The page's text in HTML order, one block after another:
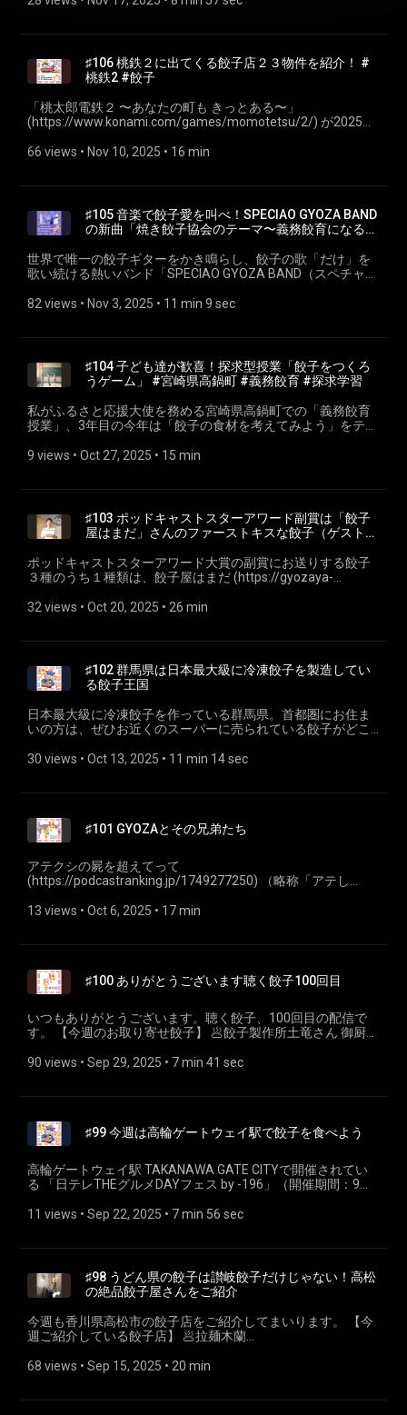
願いします！ 聴く餃子 オフィシャルサイト
Instagram https://www.instagram.com/ch1cala/ Threads
会 https://www.gyoza.or.jp/ #聴く餃子 #焼き餃子協会 #ポッ
ドキャスト #お取り寄せ餃子 #LISTENアドベントカレンダー
り寄せ餃子 🥟 【ふるさと納税】亀戸ぎょうざ
Special Thanks 🙏 • 「煮る・炒める・揚げる」をこなす次世
うざの宝永 苫小牧 (https://www.houei-gyouza.co.jp/) • 株式会
社J-オイルミルズ (https://www.j-oil.com/) • 日本シュウマイ協
へのご感想は、特設ページのフォームまたはSNSからお願い
します！ 聴く餃子 オフィシャルサイト (https://gyoza.fm) 小
https://www.instagram.com/ch1cala/ Threads
餃子協会
(https://kinseifoods.thebase.in/items/14045494) （群馬県太
田市） 餃子製作所土竜 しそたく餃子
(https://gotembamogura.com/product/3608/) （静岡県御殿
場市） 📮 番組ホームページ・ご感想 番組へのご感想は、特設
ページのフォームまたはSNSからお願いします！ 聴く餃子 オ
フィシャルサイト (https://gyoza.fm) 小野寺力 SNS X
https://x.com/ch1cala Instagram
https://www.instagram.com/ch1cala/ Threads
会 https://www.gyoza.or.jp/ #餃子 #聴く餃子 #お取り寄せ餃
しそ餃子 #餃子製作所土竜 #しそたく餃子 #日本シュウマイ
協会 #池袋 #サンシャインシティ #小野寺力 #焼き餃子協会
♯106 桃鉄２に出てくる餃子店２３物件を紹介！ #
桃鉄2 #餃子
「桃太郎電鉄２ 〜あなたの町も きっとある〜」
(https://www.konami.com/games/momotetsu/2/) が2025年
(https://www.konami.com/games/momotetsu/2/map/) よ
(https://www.hennerymarket.com/) （千葉県銚子市） 📮 番
組ホームページ・ご感想 番組へのご感想は、特設ページのフ
ォームまたはSNSからお願いします！ 聴く餃子 オフィシャル
サイト (https://gyoza.fm) 小野寺力 SNS X
https://x.com/ch1cala Instagram
https://www.instagram.com/ch1cala/ Threads
https://www.threads.com/@ch1cala 一般社団法人焼き餃子協
会 https://www.gyoza.or.jp/ #餃子 #聴く餃子 #義務餃育 #桃
取り寄せ餃子 #宇都宮餃子 #浜松餃子 #八幡餃子 #亀戸餃子 #
子の王将一号店 #ミスターギョーザ #宝雲亭 #ひとくち餃子 #
八幡餃子 #宮崎餃子 #高鍋餃子 #小野寺力 #焼き餃子協会
66 views • Nov 10, 2025 • 16 min
♯105 音楽で餃子愛を叫べ！SPECIAO GYOZA BAND
の新曲「焼き餃子協会のテーマ〜義務餃育になる日
世界で唯一の餃子ギターをかき鳴らし、餃子の歌「だけ」を
歌い続ける熱いバンド「SPECIAO GYOZA BAND（スペチャオ
してきた「ご当地餃子ソング」の魅力から、焼き餃子協会と
新潟県長岡市「フレンド」のパーティーぎょうざ
(https://www.e-friend.co.jp/ec/) 【リンク】 • 🎸 SPECIAO
GYOZA BAND (https://speciaogyozaband.bitfan.id/) • ❤️ 愛と
狂気のマーケット (https://www.laforet.ne.jp/aitokyouki/) 📮
番組ホームページ・ご感想 番組へのご感想は、特設ページの
フォームまたはSNSからお願いします！ 聴く餃子 オフィシャ
ルサイト (https://gyoza.fm) 小野寺力 SNS X
https://x.com/ch1cala Instagram
https://www.threads.com/@ch1cala 一般社団法人焼き餃子協
#SPECIAOGYOZABAND #フレンド #新潟県 #長岡市 #お取り
寄せ餃子 #小野寺力 #焼き餃子協会
82 views • Nov 3, 2025 • 11 min 9 sec
♯104 子ども達が歓喜！探求型授業「餃子をつくろ
うゲーム」 #宮崎県高鍋町 #義務餃育 #探求学習
私がふるさと応援大使を務める宮崎県高鍋町での「義務餃育
授業」、3年目の今年は「餃子の食材を考えてみよう」をテー
行いました。定番餃子を当てるクイズや「オリジナル餃子」
「探究学習」の教材としての無限の可能性とは？ これは高鍋
町だけの話ではありません。「うちの町の特産品で餃子を考
えよう！」というワークショップは、子どもから大人まで、
地域を元気にする力を持っています。 「食」を通じた地方創
生や教育に関心のある方からのご感想やご意見をいただける
と嬉しいです！ 【関連リンク】 ふるさとチョイスGCF ”宮崎
餃子を食べて応援！” 餃子のまち高鍋町が食を通じて子ども
の成長につなげる義務”餃”育を推進中！【宮崎県高鍋町】
餃子】 🥟福井県鯖江市「御園飯店」さんの「手作り餃子セッ
んと「皮」と「餡」が別々に入ってます！ お家でお子さんと
一緒に餃子を包む「体験」ができるセットです。 🥟聴く餃子
も関係ないことも、なんでもおたよりお待ちしております！
あと、各プラットフォームでのフォロー＆率直なご評価やご
https://x.com/ch1cala Instagram
#高鍋町 #宮崎県 #地方創生 #食育 #餃子 #ゲーム #探究学舎
#御園飯店 #福井県 #鯖江市 #お取り寄せ餃子
9 views • Oct 27, 2025 • 15 min
♯103 ポッドキャストスターアワード副賞は「餃子
屋はまだ」さんのファーストキスな餃子（ゲスト：
ポッドキャストスターアワード大賞の副賞にお送りする餃子
３種のうち１種類は、餃子屋はまだ (https://gyozaya-
hamada.shop/ 映画「ファーストキス」 (https://1stkiss-
を見てくれてるといいなあ！という願望を込めて！！ 【今週
のお取り寄せ餃子】 🥟餃子屋はまだ 手包み大葉餃子
https://gyozaya-
hamada.shop/items/648e869065f665002cc7e576 【ポッド
キャストスターアワード】 公式サイト
https://podcastar.jp/podcaststaraward X
https://x.com/localpodcastar 他に3AMオタック
(https://open.spotify.com/show/3g0RUBdSIyycbujPMUHTAH?
(https://gyozamarco.jp/) さん、小春餃子
🥟聴く餃子特設ページ ⁠⁠gyoza.fm⁠ (https://gyoza.fm/) 餃子に
関することも関係ないことも、なんでもおたよりお待ちして
ご評価やご感想をいただけると嬉しいです！ ---- 小野寺力
SNS X https://x.com/ch1cala Instagram
https://www.threads.com/@ch1cala 一般社団法人焼き餃子協
32 views • Oct 20, 2025 • 26 min
♯102 群馬県は日本最大級に冷凍餃子を製造してい
る餃子王国
日本最大級に冷凍餃子を作っている群馬県。首都圏にお住ま
いの方は、ぜひお近くのスーパーに売られている餃子がどこ
せ餃子】 🥟金星食品 ４１９キャベツ餃子
大阪王将の日本最大最速級の餃子製造工場のご紹介
(https://www.eat-and.jp/foods/corporate/factory/) • 餃子計
画 会社概要
(https://www.gyozakeikaku.com/company/about/) • 株式会
社GRIP FACTORY (https://gripfactory.jp/) （肉汁餃子のダンダ
ダン） 【ポッドキャストスターアワード】 公式サイト
https://podcastar.jp/podcaststaraward X
https://x.com/localpodcastar 🥟聴く餃子特設ページ
とも、なんでもおたよりお待ちしております！あと、各プラ
けると嬉しいです！ ---- 小野寺力 SNS X
https://x.com/ch1cala Instagram
https://www.threads.com/@ch1cala 一般社団法人焼き餃子協
会 https://www.gyoza.or.jp/
30 views • Oct 13, 2025 • 11 min 14 sec
♯101 GYOZAとその兄弟たち
アテクシの屍を超えてって
(https://podcastranking.jp/1749277250) （略称「アテし
質問があったので、それをそのまま今回のトピックにしまし
ダ専門店 オリジナルの具入り12種を週替わりで提供
https://kagoshima.keizai.biz/headline/2165/ 【Gyoza の古い
記事】 • Gyoza (Japanese dumplings) - BBC
(https://www.bbc.co.uk/food/recipes/
• Ajinomoto Frozen Foods to Begin Consignment Production
of Gyoza in Europe
(https://www.ajinomoto.co.jp/company/en/presscenter/press/
【ご紹介している世界の「餃子」】 🇨🇳 餃子餃子（Jiǎozi）
🇲🇳 ボーズ（Buuz） 🇮🇳 サモサ（Samosa） 🇳🇵 モモ
（Vareniki） 🇷🇺 ペリメニ（Pelmeni） 🇮🇹 ラビオリ
（Ravioli）／トルテリーニ（Tortellini）など 🇪🇸 エンパナー
リック（Brik） 【ポッドキャストスターアワード】 10月10日
に結果発表 公式サイト
https://x.com/localpodcastar 🥟聴く餃子特設ページ
けると嬉しいです！ ---- 小野寺力 SNS X
https://x.com/ch1cala Instagram
https://www.instagram.com/ch1cala/ Threads
https://www.threads.com/@ch1cala 一般社団法人焼き餃子協
会 https://www.gyoza.or.jp/
13 views • Oct 6, 2025 • 17 min
♯100 ありがとうございます聴く餃子100回目
いつもありがとうございます。聴く餃子、100回目の配信で
す。 【今週のお取り寄せ餃子】 🥟餃子製作所土竜さん 御厨餃
https://gotembamogura.com/product/8692/ 🥟聴く餃子特設
想をいただけると嬉しいです！ ---- 小野寺力 SNS X
https://x.com/ch1cala Instagram
https://www.instagram.com/ch1cala/ Threads
https://www.threads.com/@ch1cala 一般社団法人焼き餃子協
会 https://www.gyoza.or.jp/
90 views • Sep 29, 2025 • 7 min 41 sec
♯99 今週は高輪ゲートウェイ駅で餃子を食べよう
高輪ゲートウェイ駅 TAKANAWA GATE CITYで開催されてい
る 「日テレTHEグルメDAYフェス by -196」（開催期間：9月
紹介します。 【今週ご紹介している餃子店】 🥟金星食品
ーアワード https://podcastar.jp/podcaststaraward リスナー
投票は9月30日まで！おひとり様1番組 1回のみ投票可能で
す。 ふるさとチョイスGCF「”宮崎餃子を食べて応援！” 餃子
のまち高鍋町が食を通じて子どもの成長につなげる義務”餃”育
を推進中！【宮崎県高鍋町】」 https://www.furusato-
tax.jp/gcf/4123 餃子のまち高鍋 冷凍餃子 食べ比べセット
https://www.furusato-
tax.jp/product/detail/45401/6196468/34 🥟聴く餃子特設ペ
ないことも、なんでもおたよりお待ちしております！あと、
11 views • Sep 22, 2025 • 7 min 56 sec
♯98 うどん県の餃子は讃岐餃子だけじゃない！高松
の絶品餃子屋さんをご紹介
今週も香川県高松市の餃子店をご紹介してまいります。 【今
週ご紹介している餃子店】 🥟拉麺木蘭
https://share.google/P2SgR53Y1cUbiseEK 🥟ぎょうざ屋
68 views • Sep 15, 2025 • 20 min